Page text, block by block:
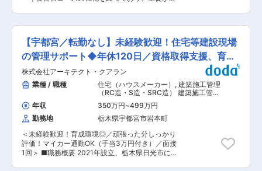
程度 20代：60名程度 10代：10名程度 変更の範
囲：会社の定める業務
施設、ショッピングモール、レストランが数多く
ある、自動車教習所です。 ・足利銀行鬼怒川寮を
17:40 ・閑散期：10:00〜19:50 変更の範囲：会
社の定める業務
して、生徒の指導をしていただきます。 ・教習車
の洗車やガソリンの管理、車両の検査のほか、指
導プランの作成など事務作業もあります。 ・大型
車や二輪車の指導も行っていただきます。 ・生徒
数は、繁忙期は1日100人、閑散期は20〜30人ほ
どです。閑散期は営業時間を変更し、仕事帰りの
会社員などが通いやすい営業体制をとっていま
す。 ■配属部署： ・当社は13名の教習指導員が
在籍しています。50代をメインにに40代が2名、
30代が1名です。 ■特徴・魅力： ・栃木県日光国
立公園の大自然の中に位置し、周辺にはレジャー
施設、ショッピングモール、レストランが数多く
ある、自動車教習所です。 ・足利銀行鬼怒川寮を
買い取り、近々当社の合宿所、職員寮としてオー
プン予定です。 ■勤務時間： ・通常：9:00〜
17:40 ・閑散期：10:00〜19:50 変更の範囲：会
【宇都宮／転勤なし】未経験歓迎！住宅等建設現場
の管理サポート◆年休120日／資格取得支援、育成
環境◎
株式会社アーキテクト・クアラン
業種 / 職種
住宅（ハウスメーカー） , 建築施工管理
（RC造・S造・SRC造） 建築施工管理
（木造）
年収 350万円~499万円
勤務地
栃木県宇都宮市岩本町
＜未経験歓迎！育成環境◎／頑張った分しっかり
評価！マイカー通勤OK（手当3万円付き）／面接
1回＞ ■職務概要 2021年設立、栃木県日光市に本